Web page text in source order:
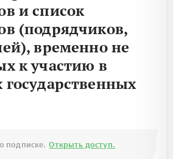
и список
(подрядчиков,
временно не
к участию в
государственных
подписке. Открыть доступ.